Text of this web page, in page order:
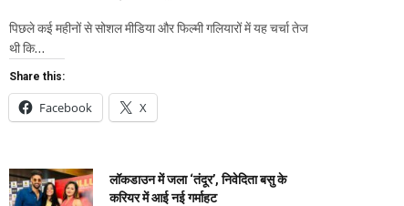
पिछले कई महीनों से सोशल मीडिया और फिल्मी गलियारों में यह चर्चा तेज
थी कि…
Share this:
Facebook X
लॉकडाउन में जला ‘तंदूर’, निवेदिता बसु के
करियर में आई नई गर्माहट